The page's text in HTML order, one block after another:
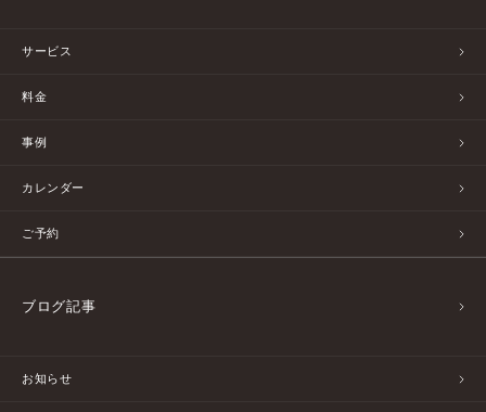
サービス
料金
事例
カレンダー
ご予約
ブログ記事
お知らせ